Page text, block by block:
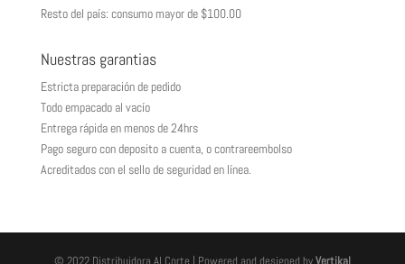
Resto del país: consumo mayor de $100.00
Nuestras garantias
Estricta preparación de pedido
Todo empacado al vacío
Entrega rápida en menos de 24hrs
Pago seguro con deposito a cuenta, o contrareembolso
Acreditados con el sello de seguridad en línea.
© 2022 Distribuidora Al Corte | Powered and designed byVertikal